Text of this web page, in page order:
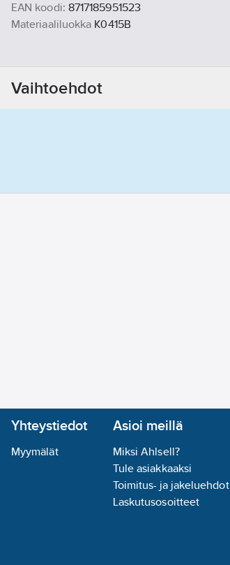
EAN koodi: 8717185951523
Materiaaliluokka K0415B
Vaihtoehdot
Yhteystiedot
Myymälät
Asioi meillä
Miksi Ahlsell?
Tule asiakkaaksi
Toimitus- ja jakeluehdot
Laskutusosoitteet